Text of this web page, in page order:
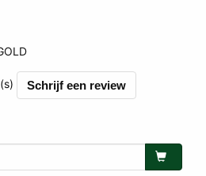
Schrijf een review